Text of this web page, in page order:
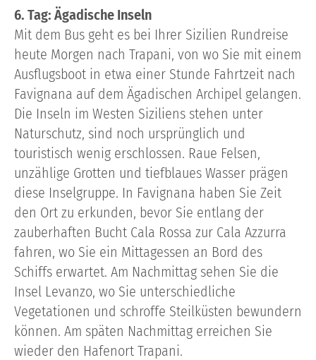
6. Tag: Ägadische Inseln
Mit dem Bus geht es bei Ihrer Sizilien Rundreise
heute Morgen nach Trapani, von wo Sie mit einem
Ausflugsboot in etwa einer Stunde Fahrtzeit nach
Favignana auf dem Ägadischen Archipel gelangen.
Die Inseln im Westen Siziliens stehen unter
Naturschutz, sind noch ursprünglich und
touristisch wenig erschlossen. Raue Felsen,
unzählige Grotten und tiefblaues Wasser prägen
diese Inselgruppe. In Favignana haben Sie Zeit
den Ort zu erkunden, bevor Sie entlang der
zauberhaften Bucht Cala Rossa zur Cala Azzurra
fahren, wo Sie ein Mittagessen an Bord des
Schiffs erwartet. Am Nachmittag sehen Sie die
Insel Levanzo, wo Sie unterschiedliche
Vegetationen und schroffe Steilküsten bewundern
können. Am späten Nachmittag erreichen Sie
wieder den Hafenort Trapani.